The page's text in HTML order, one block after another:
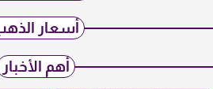
أسعار
أهم الأخبار